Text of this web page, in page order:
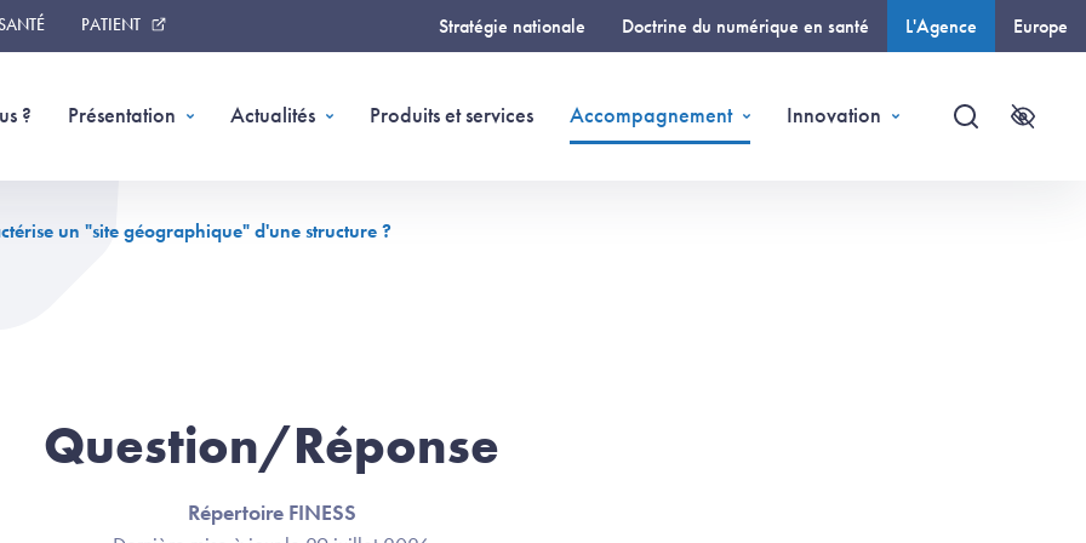
PATIENT Stratégie nationale Doctrine du numérique en santé L'Agence Europe
? Présentation Actualités Produits et services Accompagnement Innovation
Recherche
un "site géographique" d'une structure ?
Question/Réponse
Répertoire FINESS